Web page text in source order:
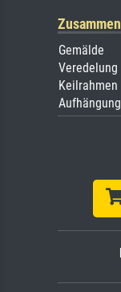
Gemälde
Veredelung
Keilrahmen
Aufhängung